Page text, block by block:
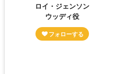
ロイ・ジェンソン
ウッディ役